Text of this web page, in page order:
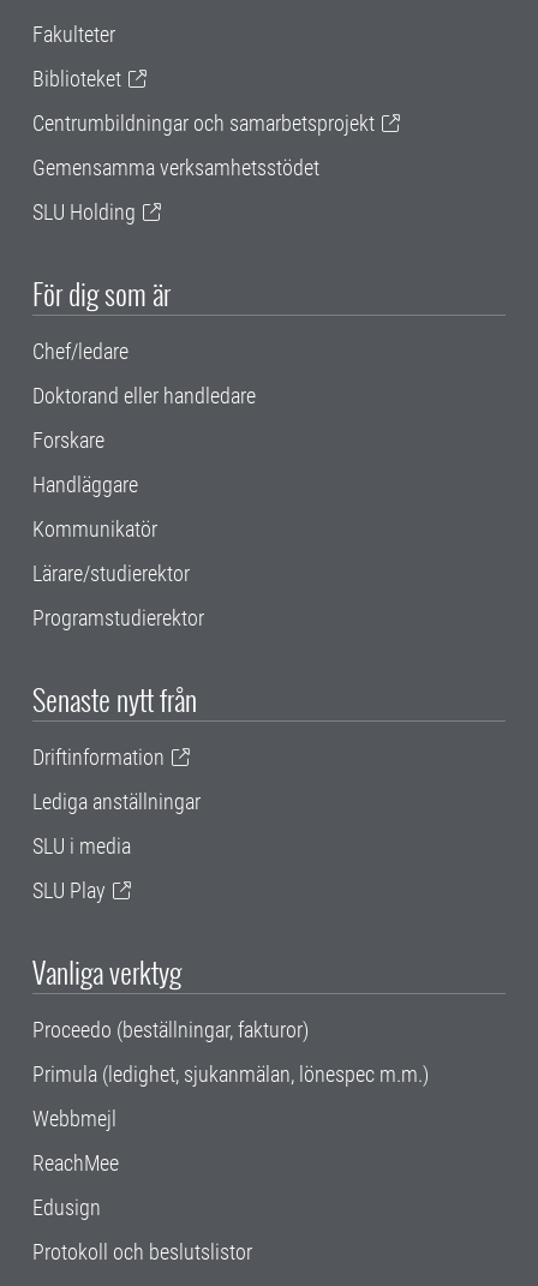
Fakulteter
Biblioteket
Centrumbildningar och samarbetsprojekt
Gemensamma verksamhetsstödet
SLU Holding
För dig som är
Chef/ledare
Doktorand eller handledare
Forskare
Handläggare
Kommunikatör
Lärare/studierektor
Programstudierektor
Senaste nytt från
Driftinformation
Lediga anställningar
SLU i media
SLU Play
Vanliga verktyg
Proceedo (beställningar, fakturor)
Primula (ledighet, sjukanmälan, lönespec m.m.)
Webbmejl
ReachMee
Edusign
Protokoll och beslutslistor